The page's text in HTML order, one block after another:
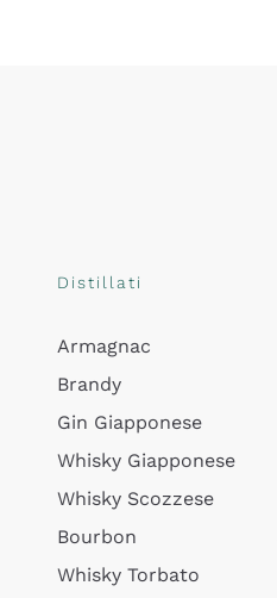
Distillati
Armagnac
Brandy
Gin Giapponese
Whisky Giapponese
Whisky Scozzese
Bourbon
Whisky Torbato